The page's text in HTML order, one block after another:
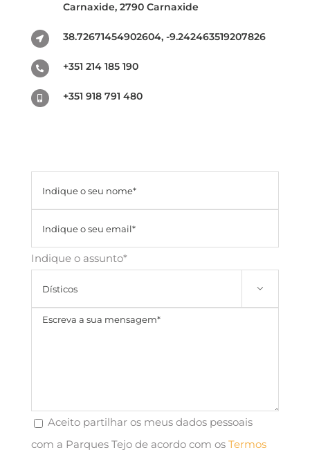
Carnaxide, 2790 Carnaxide
38.72671454902604, -9.242463519207826
+351 214 185 190
+351 918 791 480
Indique o assunto*

Aceito partilhar os meus dados pessoais
com a Parques Tejo de acordo com os Termos